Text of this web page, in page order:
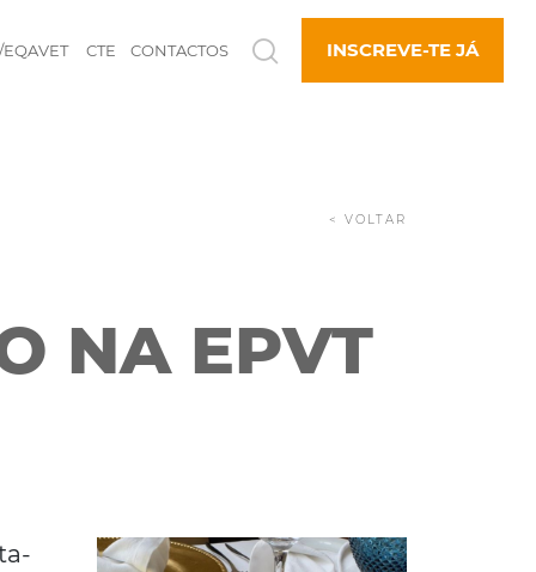
EQAVET CTE CONTACTOS INSCREVE-TE JÁ
< VOLTAR
NA EPVT